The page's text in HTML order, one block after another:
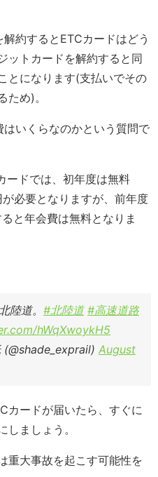
約するとETCカードはどう
ットカードを解約すると同
とになります(支払いでその
ため)。
いくらなのかという質問で
ードでは、初年度は無料
必要となりますが、前年度
と年会費は無料となりま
陸道。 #北陸道 #高速道路
hWqXwoykH5
August
カードが届いたら、すぐに
ましょう。
重大事故を起こす可能性を